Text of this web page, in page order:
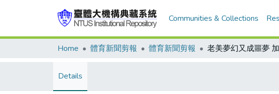
Communities & Collections
Home 體育新聞剪報 體育新聞剪報
Details